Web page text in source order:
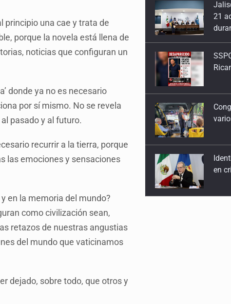
principio una cae y trata de
porque la novela está llena de
noticias que configuran un
donde ya no es necesario
por sí mismo. No se revela
pasado y al futuro.
recurrir a la tierra, porque
las emociones y sensaciones
en la memoria del mundo?
como civilización sean,
retazos de nuestras angustias
del mundo que vaticinamos
dejado, sobre todo, que otros y
2 de Mayo de 2026
Mujeres que crecen
25 de Abril de 2026
Reimaginar la
Sobre el cuerpo que
28 de Marzo de 2026
La muerte en
21 de Marzo de 2026
en